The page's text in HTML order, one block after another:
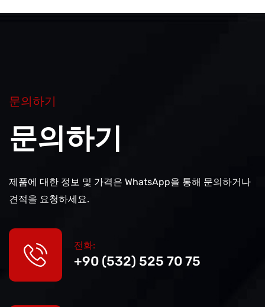
문의하기
문의하기
제품에 대한 정보 및 가격은 WhatsApp을 통해 문의하거나
견적을 요청하세요.
전화:
+90 (532) 525 70 75